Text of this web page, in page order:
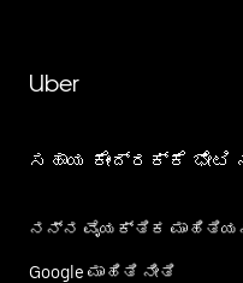
Uber
ಸಹಾಯ ಕೇಂದ್ರಕ್ಕೆ ಭೇಟಿ
ನನ್ನ ವೈಯಕ್ತಿಕ
Google ಮಾಹಿತಿ ನೀತಿ